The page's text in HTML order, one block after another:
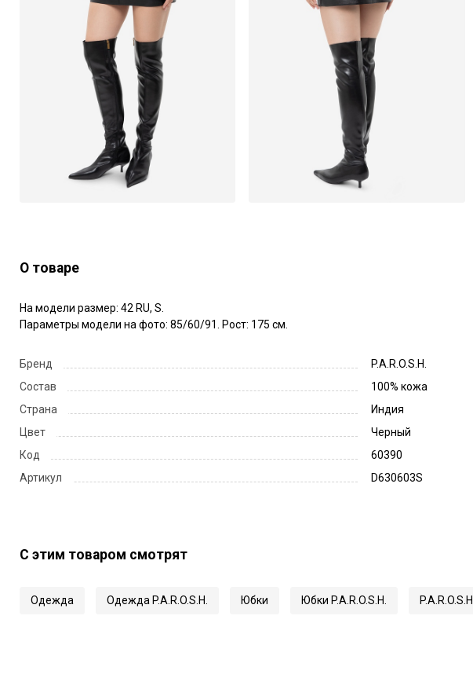
О товаре
На модели размер: 42 RU, S.
Параметры модели на фото: 85/60/91. Рост: 175 см.
Бренд
P.A.R.O.S.H.
Состав
100% кожа
Страна
Индия
Цвет
Черный
Код
60390
Артикул
D630603S
С этим товаром смотрят
Одежда Одежда P.A.R.O.S.H. Юбки Юбки P.A.R.O.S.H. P.A.R.O.S.H.